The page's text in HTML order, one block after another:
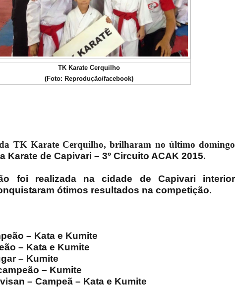
TK Karate Cerquilho
(Foto: Reprodução/facebook)
da TK Karate Cerquilho, brilharam no último domingo
Karate de Capivari – 3º Circuito ACAK 2015.
foi realizada na cidade de Capivari interior
ótimos resultados na competição.
– Kata e Kumite
– Kata e Kumite
– Kumite
– Kumite
– Campeã – Kata e Kumite